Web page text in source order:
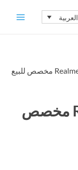
العربية
/ واقي شاشة Realme 9i مخصص للبيع
واقي شاشة Realme 9i مخصص